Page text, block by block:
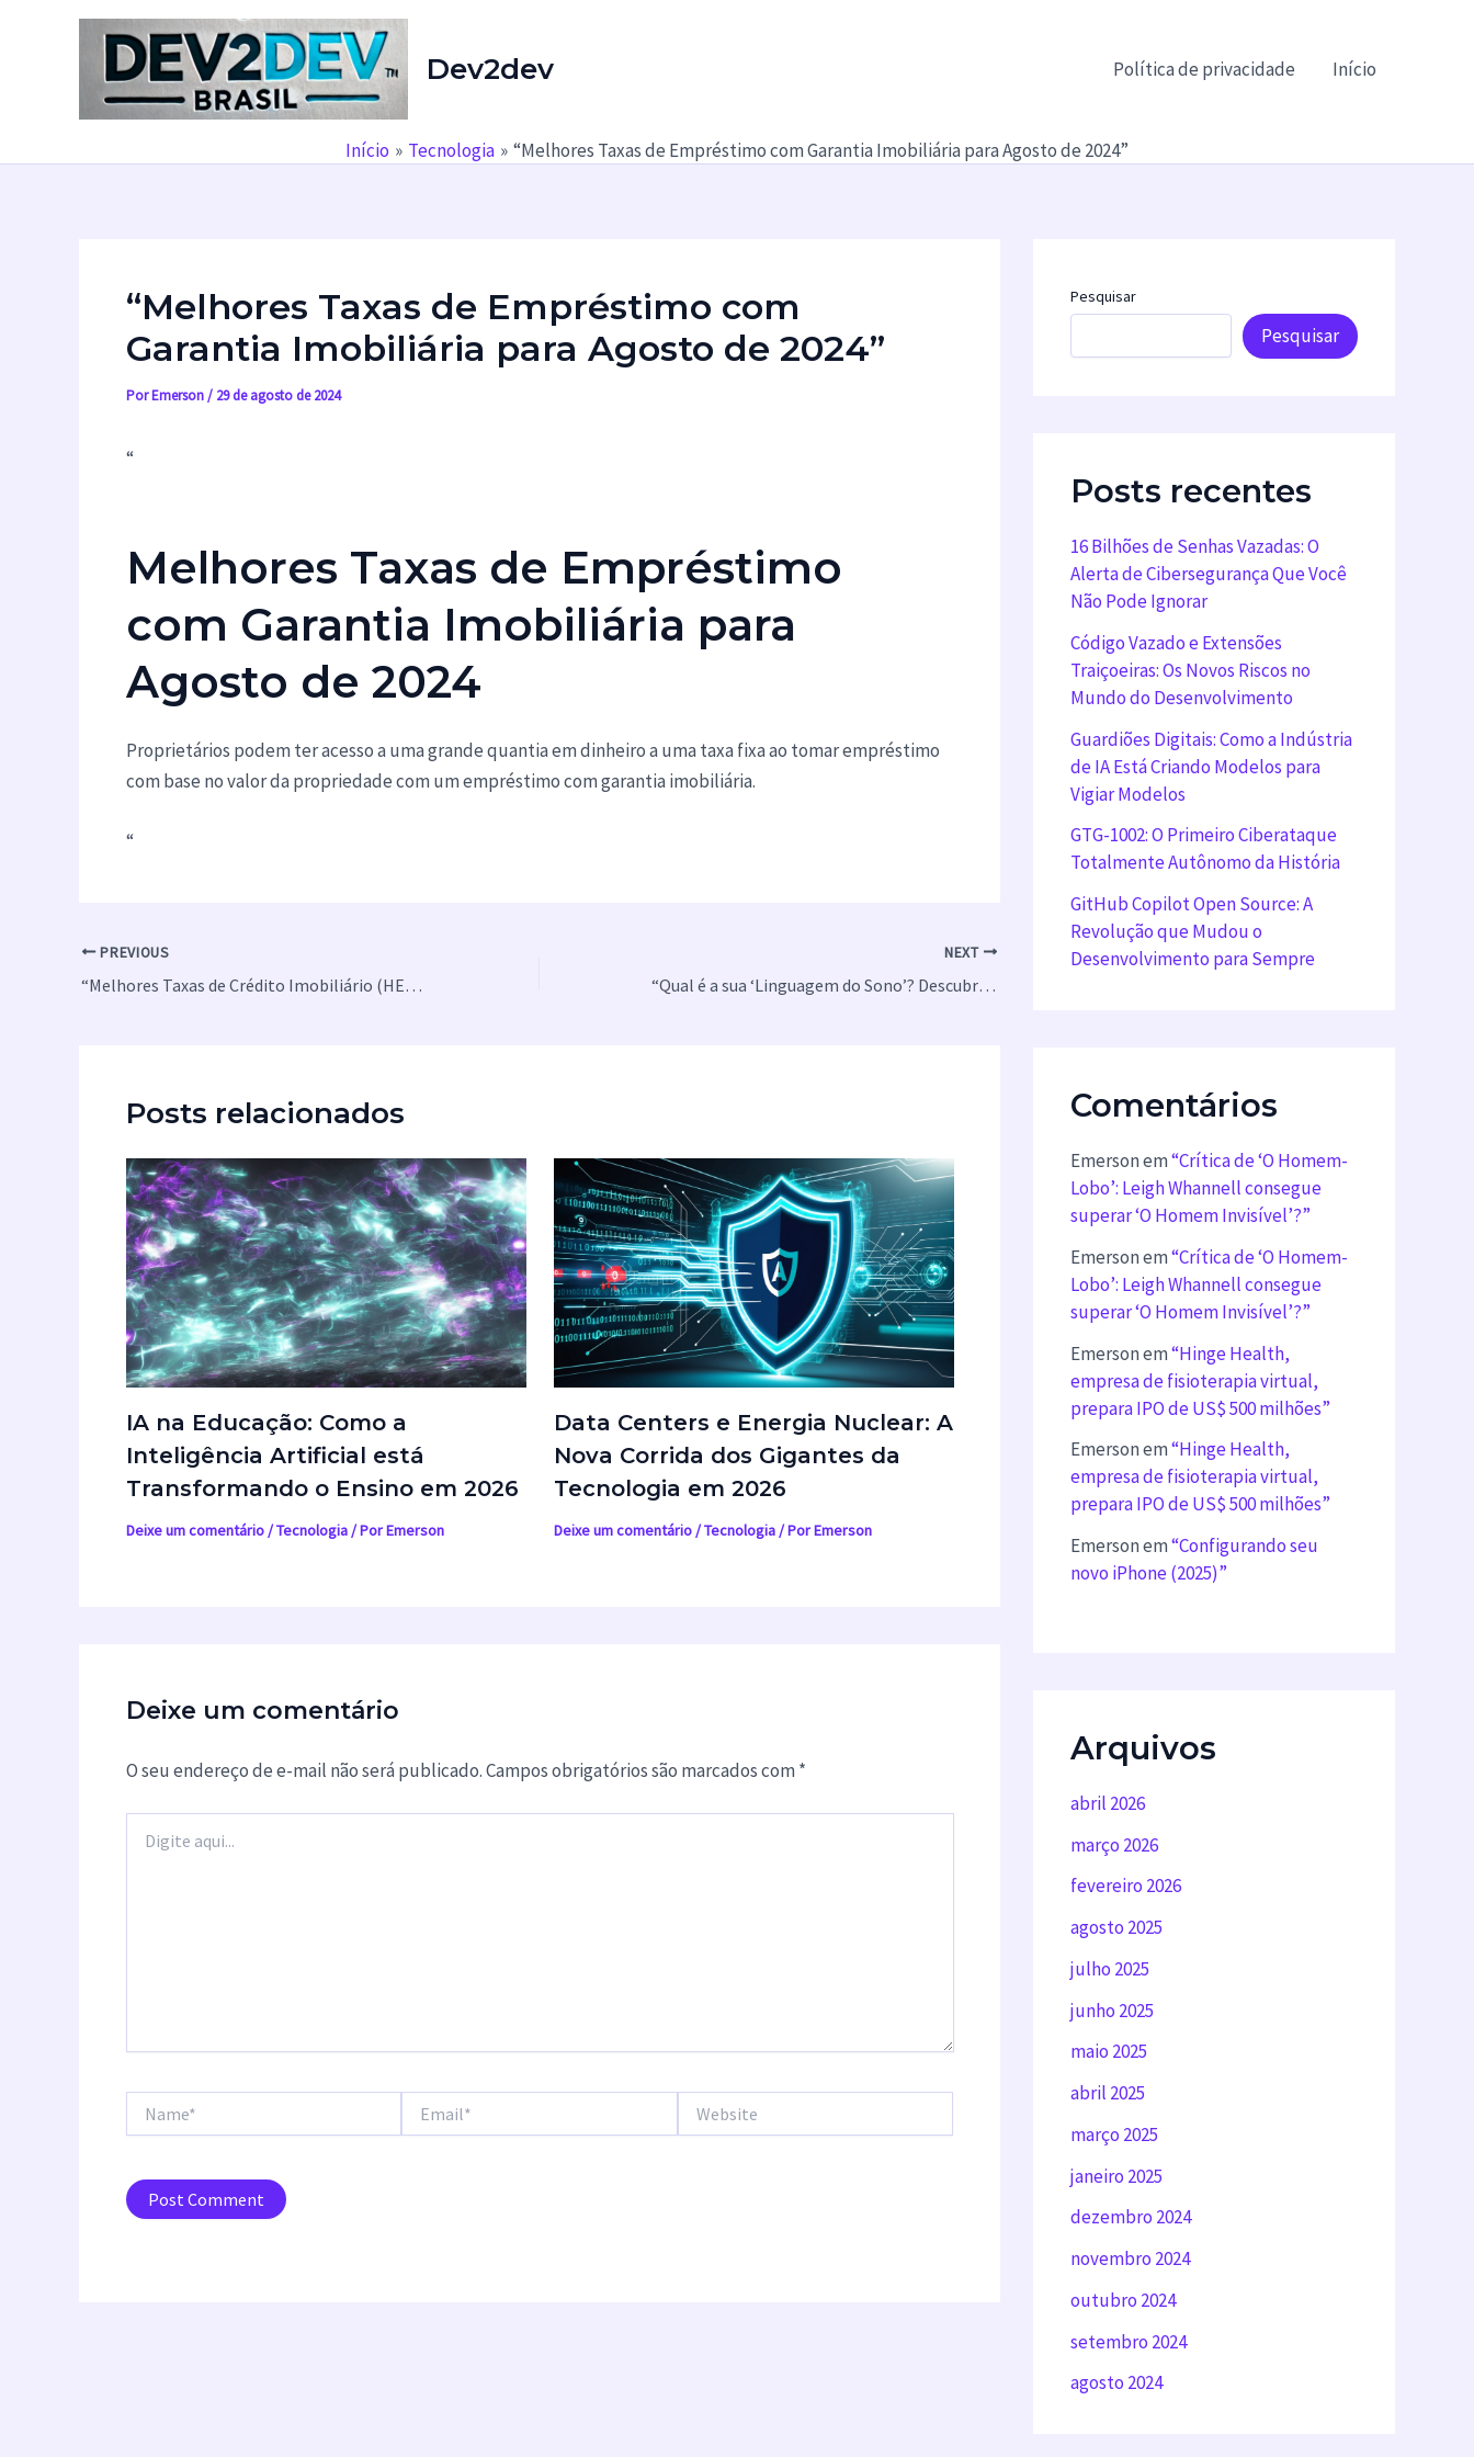
Dev2dev Política de privacidade Início
Início Tecnologia “Melhores Taxas de Empréstimo com Garantia Imobiliária para Agosto de 2024”
“Melhores Taxas de Empréstimo com
Garantia Imobiliária para Agosto de 2024”
PorEmerson/ 29 de agosto de 2024
“
Melhores Taxas de Empréstimo
com Garantia Imobiliária para
Agosto de 2024
Proprietários podem ter acesso a uma grande quantia em dinheiro a uma taxa fixa ao tomar empréstimo
com base no valor da propriedade com um empréstimo com garantia imobiliária.
“
PREVIOUS
“Melhores Taxas de Crédito Imobiliário (HELOC) para Agosto de 2024”
NEXT
“Qual é a sua ‘Linguagem do Sono’? Descubra os 5 Tipos e como Falá-la”
Posts relacionados
IA na Educação: Como a
Inteligência Artificial está
Transformando o Ensino em 2026
Deixe um comentário/Tecnologia/ PorEmerson
Data Centers e Energia Nuclear: A
Nova Corrida dos Gigantes da
Tecnologia em 2026
Deixe um comentário/Tecnologia/ PorEmerson
Deixe um comentário
O seu endereço de e-mail não será publicado.Campos obrigatórios são marcados com*
aqui...
Pesquisar
Pesquisar
Posts recentes
16 Bilhões de Senhas Vazadas: O
Alerta de Cibersegurança Que Você
Não Pode Ignorar
Código Vazado e Extensões
Traiçoeiras: Os Novos Riscos no
Mundo do Desenvolvimento
Guardiões Digitais: Como a Indústria
de IA Está Criando Modelos para
Vigiar Modelos
GTG-1002: O Primeiro Ciberataque
Totalmente Autônomo da História
GitHub Copilot Open Source: A
Revolução que Mudou o
Desenvolvimento para Sempre
Comentários
Emersonem“Crítica de ‘O Homem-
Lobo’: Leigh Whannell consegue
superar ‘O Homem Invisível’?”
Emersonem“Crítica de ‘O Homem-
Lobo’: Leigh Whannell consegue
superar ‘O Homem Invisível’?”
Emersonem“Hinge Health,
empresa de fisioterapia virtual,
prepara IPO de US$ 500 milhões”
Emersonem“Hinge Health,
empresa de fisioterapia virtual,
prepara IPO de US$ 500 milhões”
Emersonem“Configurando seu
novo iPhone (2025)”
Arquivos
abril 2026
março 2026
fevereiro 2026
agosto 2025
julho 2025
junho 2025
maio 2025
abril 2025
março 2025
janeiro 2025
dezembro 2024
novembro 2024
outubro 2024
setembro 2024
agosto 2024